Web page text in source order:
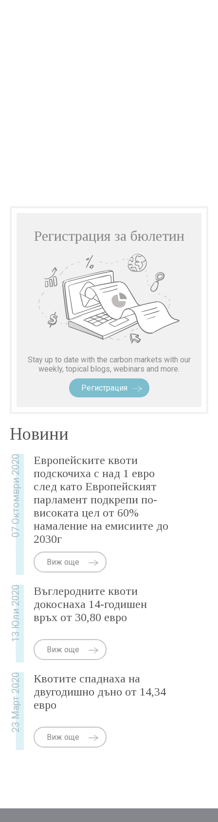
Регистрация за бюлетин
Stay up to date with the carbon markets with our
weekly, topical blogs, webinars and more.
Регистрация
Новини
07 Октомври 2020
Европейските квоти
подскочиха с над 1 евро
след като Европейският
парламент подкрепи по-
високата цел от 60%
намаление на емисиите до
2030г
Виж още
13 Юли 2020
Въглеродните квоти
докоснаха 14-годишен
връх от 30,80 евро
Виж още
23 Март 2020
Квотите спаднаха на
двугодишно дъно от 14,34
евро
Виж още